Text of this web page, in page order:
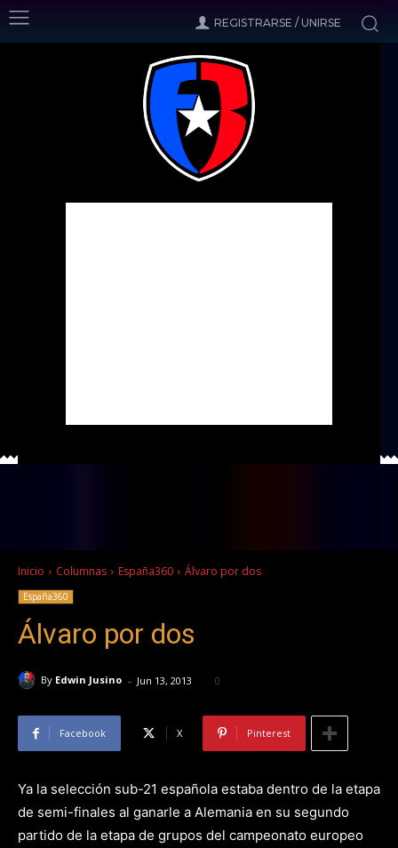
REGISTRARSE / UNIRSE
Inicio Columnas España360 Álvaro por dos
España360
Álvaro por dos
By Edwin Jusino - Jun 13, 2013 0
Facebook X Pinterest
Ya la selección sub-21 española estaba dentro de la etapa
de semi-finales al ganarle a Alemania en su segundo
partido de la etapa de grupos del campeonato europeo